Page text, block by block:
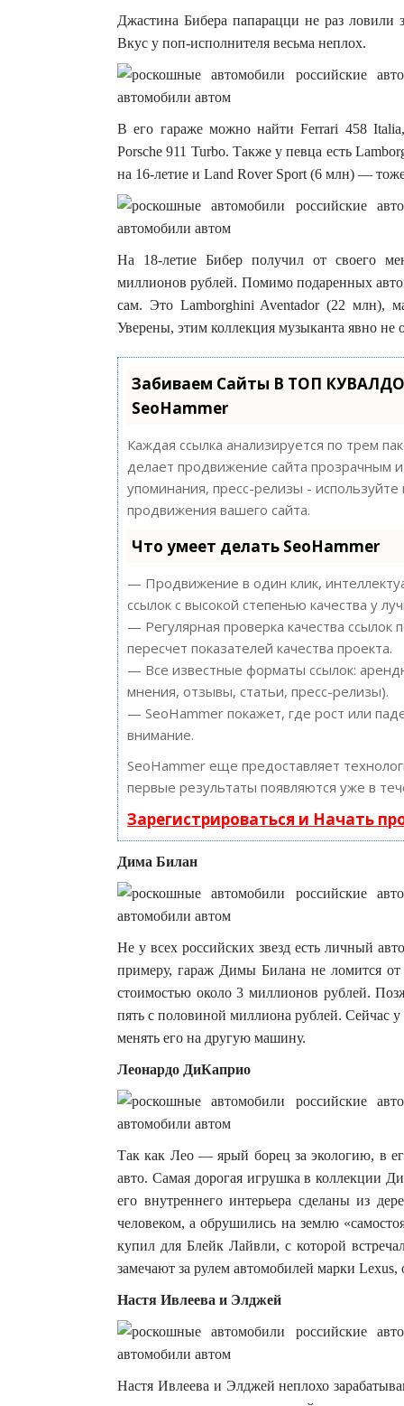
Джастина Бибера папарацци не раз ловили
Вкус у поп-исполнителя весьма неплох.
В его гараже можно найти Ferrari 458
Porsche 911 Turbo. Также у певца есть
на 16-летие и Land Rover Sport (6 млн) —
На 18-летие Бибер получил от своего
миллионов рублей. Помимо подаренных
сам. Это Lamborghini Aventador (22 млн),
Уверены, этим коллекция музыканта явно не
Забиваем Сайты В ТОП
SeoHammer
Каждая ссылка анализируется по трем
делает продвижение сайта прозрачным
упоминания, пресс-релизы -
продвижения вашего сайта.
Что умеет делать SeoHammer
— Продвижение в один клик,
ссылок с высокой степенью качества у
— Регулярная проверка качества
пересчет показателей качества проекта.
— Все известные форматы ссылок:
мнения, отзывы, статьи, пресс-релизы).
— SeoHammer покажет, где рост или
внимание.
SeoHammer еще предоставляет
первые результаты появляются уже в
Зарегистрироваться и Начать
Дима Билан
Не у всех российских звезд есть личный
примеру, гараж Димы Билана не ломится
стоимостью около 3 миллионов рублей.
пять с половиной миллиона рублей. Сейчас
менять его на другую машину.
Леонардо ДиКаприо
Так как Лео — ярый борец за экологию, в
авто. Самая дорогая игрушка в коллекции
его внутреннего интерьера сделаны из
человеком, а обрушились на землю
купил для Блейк Лайвли, с которой
замечают за рулем автомобилей марки
Настя Ивлеева и Элджей
Настя Ивлеева и Элджей неплохо